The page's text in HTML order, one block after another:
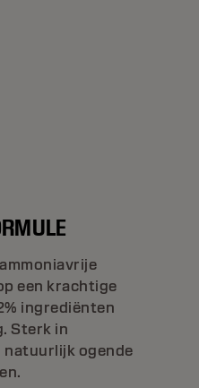
een krachtige
ingrediënten
Sterk in
natuurlijk ogende